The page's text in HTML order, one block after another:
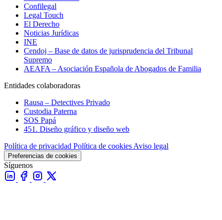
Confilegal
Legal Touch
El Derecho
Noticias Jurídicas
INE
Cendoj – Base de datos de jurisprudencia del Tribunal
Supremo
AEAFA – Asociación Española de Abogados de Familia
Entidades colaboradoras
Rausa – Detectives Privado
Custodia Paterna
SOS Papá
451. Diseño gráfico y diseño web
Política de privacidad Política de cookies Aviso legal
Preferencias de cookies
Síguenos